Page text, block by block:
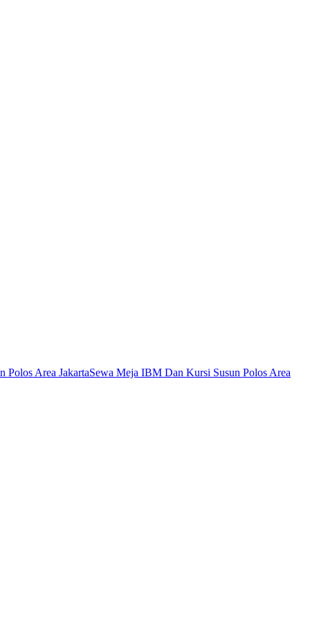
Polos Area JakartaSewa Meja IBM Dan Kursi Susun Polos Area